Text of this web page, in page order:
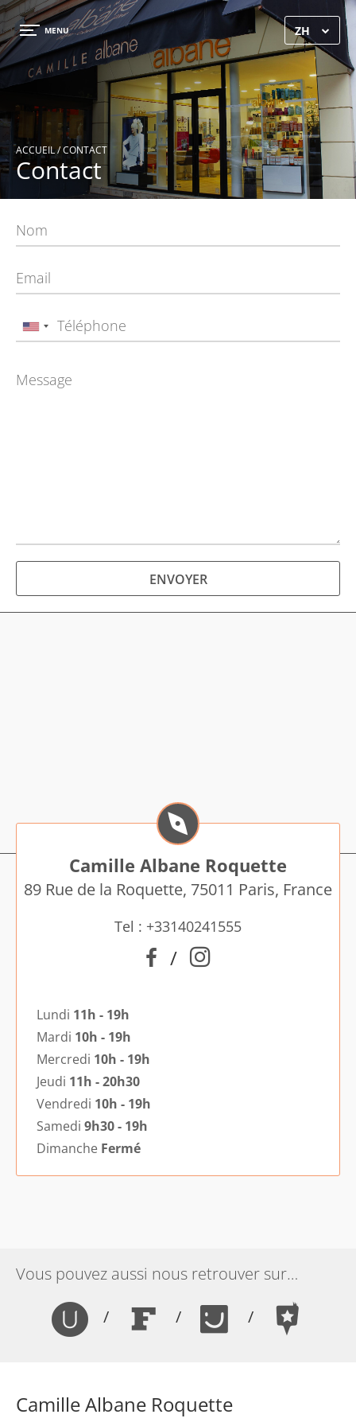
×
GALERIE
MENU ZH
ACCUEIL/ CONTACT
Contact
ENVOYER
Camille Albane Roquette
89 Rue de la Roquette, 75011 Paris, France
Tel : +33140241555
/
Lundi 11h - 19h
Mardi 10h - 19h
Mercredi 10h - 19h
Jeudi 11h - 20h30
Vendredi 10h - 19h
Samedi 9h30 - 19h
Dimanche Fermé
Vous pouvez aussi nous retrouver sur…
/
/ /
Camille Albane Roquette